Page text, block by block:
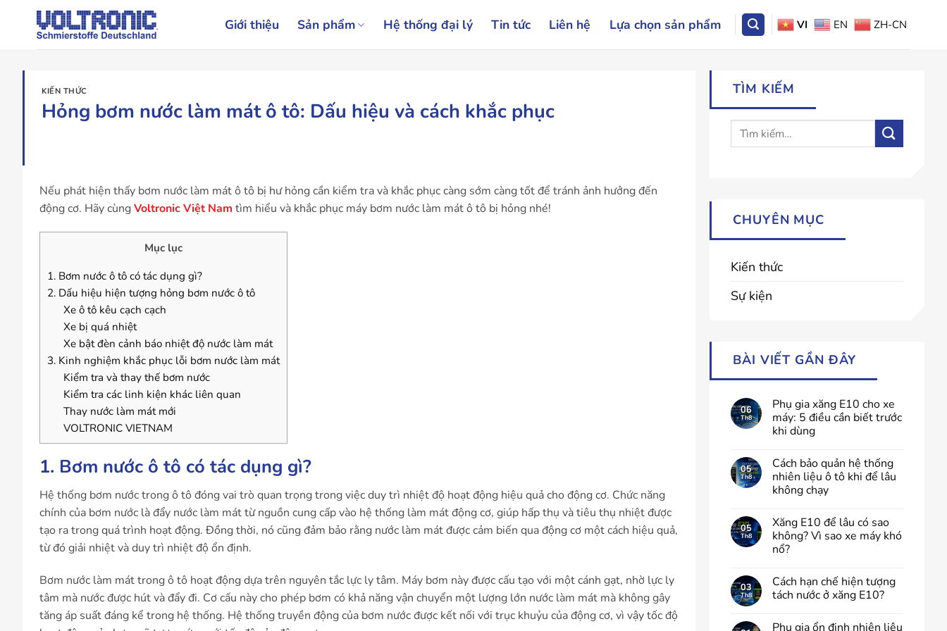
Giới thiệu Sản phẩm Hệ thống đại lý Tin tức Liên hệ Lựa chọn sản phẩm VI EN ZH-CN
KIẾN THỨC
Hỏng bơm nước làm mát ô tô: Dấu hiệu và cách khắc phục
Nếu phát hiện thấy bơm nước làm mát ô tô bị hư hỏng cần kiểm tra và khắc phục càng sớm càng tốt để tránh ảnh hưởng đến
động cơ. Hãy cùngVoltronic Việt Nam tìm hiểu và khắc phục máy bơm nước làm mát ô tô bị hỏng nhé!
Mục lục
1. Bơm nước ô tô có tác dụng gì?
2. Dấu hiệu hiện tượng hỏng bơm nước ô tô
Xe ô tô kêu cạch cạch
Xe bị quá nhiệt
Xe bật đèn cảnh báo nhiệt độ nước làm mát
3. Kinh nghiệm khắc phục lỗi bơm nước làm mát
Kiểm tra và thay thế bơm nước
Kiểm tra các linh kiện khác liên quan
Thay nước làm mát mới
VOLTRONIC VIETNAM
1. Bơm nước ô tô có tác dụng gì?
Hệ thống bơm nước trong ô tô đóng vai trò quan trọng trong việc duy trì nhiệt độ hoạt động hiệu quả cho động cơ. Chức năng
chính của bơm nước là đẩy nước làm mát từ nguồn cung cấp vào hệ thống làm mát động cơ, giúp hấp thụ và tiêu thụ nhiệt được
tạo ra trong quá trình hoạt động. Đồng thời, nó cũng đảm bảo rằng nước làm mát được cảm biến qua động cơ một cách hiệu quả,
từ đó giải nhiệt và duy trì nhiệt độ ổn định.
Bơm nước làm mát trong ô tô hoạt động dựa trên nguyên tắc lực ly tâm. Máy bơm này được cấu tạo với một cánh gạt, nhờ lực ly
tâm mà nước được hút và đẩy đi. Cơ cấu này cho phép bơm có khả năng vận chuyển một lượng lớn nước làm mát mà không gây
tăng áp suất đáng kể trong hệ thống. Hệ thống truyền động của bơm nước được kết nối với trục khuỷu của động cơ, vì vậy tốc độ
TÌM KIẾM
CHUYÊN MỤC
Kiến thức
Sự kiện
BÀI VIẾT GẦN ĐÂY
06
Th8
Phụ gia xăng E10 cho xe
máy: 5 điều cần biết trước
khi dùng
05
Th8
Cách bảo quản hệ thống
nhiên liệu ô tô khi để lâu
không chạy
05
Th8
Xăng E10 để lâu có sao
không? Vì sao xe máy khó
nổ?
03
Th8
Cách hạn chế hiện tượng
tách nước ở xăng E10?
Phụ gia ổn định nhiên liệu